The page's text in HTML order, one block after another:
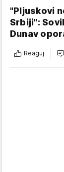
"Pljuskovi
Srbiji":
Dunav
Reaguj